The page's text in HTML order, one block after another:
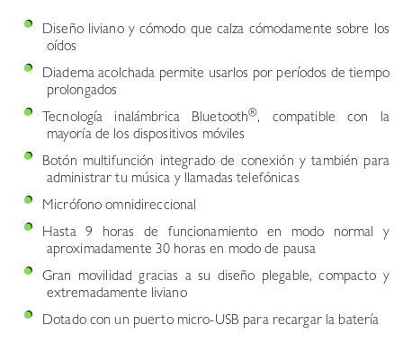
Diseño liviano y cómodo que calza cómodamente sobre los
oídos
Diadema acolchada permite usarlos por períodos de tiempo
prolongados
Tecnología inalámbrica Bluetooth®, compatible con la
mayoría de los dispositivos móviles
Botón multifunción integrado de conexión y también para
administrar tu música y llamadas telefónicas
Micrófono omnidireccional
Hasta 9 horas de funcionamiento en modo normal y
aproximadamente 30 horas en modo de pausa
Gran movilidad gracias a su diseño plegable, compacto y
extremadamente liviano
Dotado con un puerto micro-USB para recargar la batería